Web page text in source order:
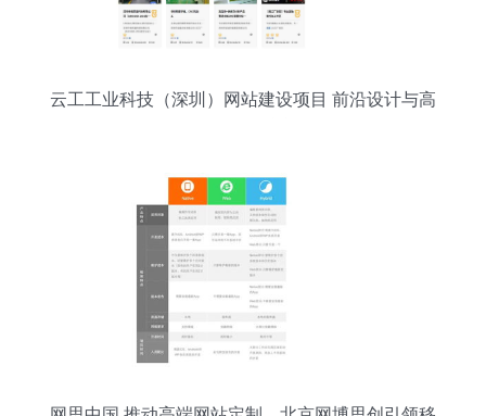
云工工业科技（深圳）网站建设项目 前沿设计与高